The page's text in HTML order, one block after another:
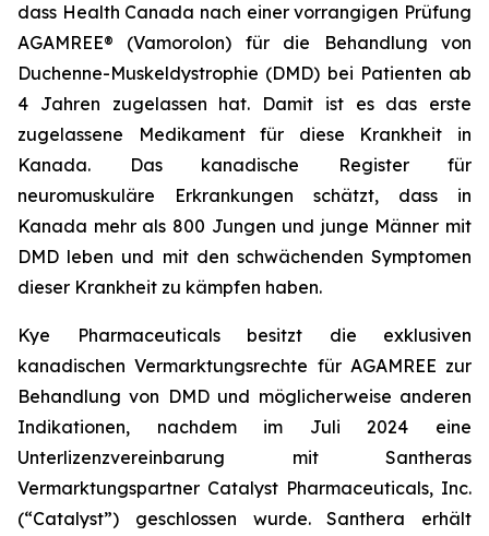
dass Health Canada nach einer vorrangigen Prüfung
AGAMREE® (Vamorolon) für die Behandlung von
Duchenne-Muskeldystrophie (DMD) bei Patienten ab
4 Jahren zugelassen hat. Damit ist es das erste
zugelassene Medikament für diese Krankheit in
Kanada. Das kanadische Register für
neuromuskuläre Erkrankungen schätzt, dass in
Kanada mehr als 800 Jungen und junge Männer mit
DMD leben und mit den schwächenden Symptomen
dieser Krankheit zu kämpfen haben.
Kye Pharmaceuticals besitzt die exklusiven
kanadischen Vermarktungsrechte für AGAMREE zur
Behandlung von DMD und möglicherweise anderen
Indikationen, nachdem im Juli 2024 eine
Unterlizenzvereinbarung mit Santheras
Vermarktungspartner Catalyst Pharmaceuticals, Inc.
(“Catalyst”) geschlossen wurde. Santhera erhält